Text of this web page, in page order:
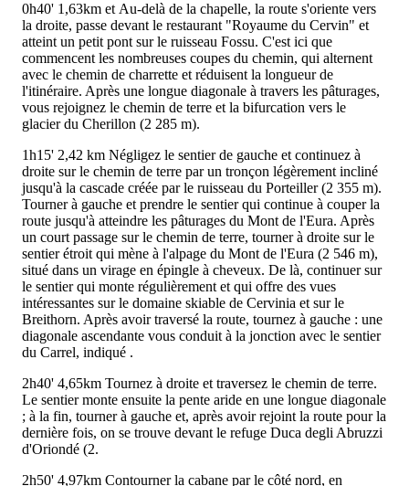
0h40' 1,63km et Au-delà de la chapelle, la route s'oriente vers
la droite, passe devant le restaurant "Royaume du Cervin" et
atteint un petit pont sur le ruisseau Fossu. C'est ici que
commencent les nombreuses coupes du chemin, qui alternent
avec le chemin de charrette et réduisent la longueur de
l'itinéraire. Après une longue diagonale à travers les pâturages,
vous rejoignez le chemin de terre et la bifurcation vers le
glacier du Cherillon (2 285 m).
1h15' 2,42 km Négligez le sentier de gauche et continuez à
droite sur le chemin de terre par un tronçon légèrement incliné
jusqu'à la cascade créée par le ruisseau du Porteiller (2 355 m).
Tourner à gauche et prendre le sentier qui continue à couper la
route jusqu'à atteindre les pâturages du Mont de l'Eura. Après
un court passage sur le chemin de terre, tourner à droite sur le
sentier étroit qui mène à l'alpage du Mont de l'Eura (2 546 m),
situé dans un virage en épingle à cheveux. De là, continuer sur
le sentier qui monte régulièrement et qui offre des vues
intéressantes sur le domaine skiable de Cervinia et sur le
Breithorn. Après avoir traversé la route, tournez à gauche : une
diagonale ascendante vous conduit à la jonction avec le sentier
du Carrel, indiqué .
2h40' 4,65km Tournez à droite et traversez le chemin de terre.
Le sentier monte ensuite la pente aride en une longue diagonale
; à la fin, tourner à gauche et, après avoir rejoint la route pour la
dernière fois, on se trouve devant le refuge Duca degli Abruzzi
d'Oriondé (2.
2h50' 4,97km Contourner la cabane par le côté nord, en